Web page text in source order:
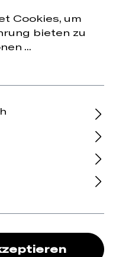
Cookies, um
bieten zu
...